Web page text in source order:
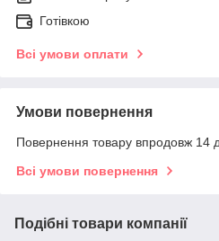
Готівкою
Всі умови оплати
Умови повернення
Повернення товару впродовж 14
Всі умови повернення
Подібні товари компанії